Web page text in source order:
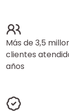
Más de 3,5
clientes
años